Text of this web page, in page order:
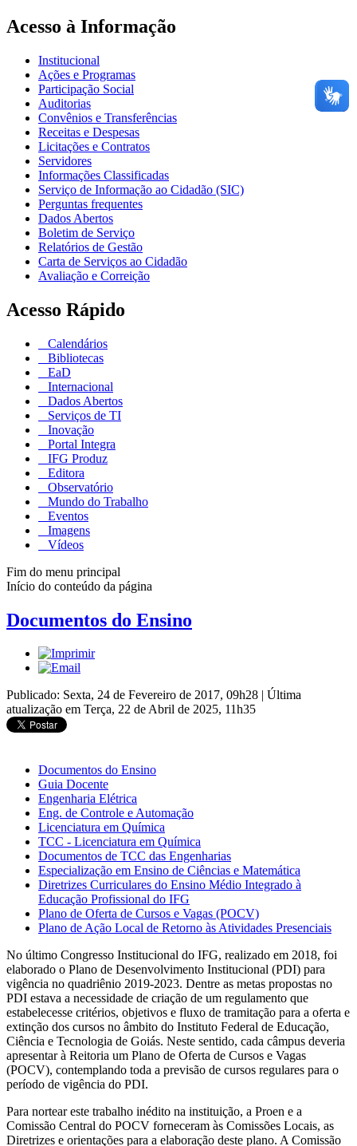
Acesso à Informação
Institucional
Ações e Programas
Participação Social
Auditorias
Convênios e Transferências
Receitas e Despesas
Licitações e Contratos
Servidores
Informações Classificadas
Serviço de Informação ao Cidadão (SIC)
Perguntas frequentes
Dados Abertos
Boletim de Serviço
Relatórios de Gestão
Carta de Serviços ao Cidadão
Avaliação e Correição
Acesso Rápido
Calendários
Bibliotecas
EaD
Internacional
Dados Abertos
Serviços de TI
Inovação
Portal Integra
IFG Produz
Editora
Observatório
Mundo do Trabalho
Eventos
Imagens
Vídeos
Fim do menu principal
Início do conteúdo da página
Documentos do Ensino
Publicado: Sexta, 24 de Fevereiro de 2017, 09h28 | Última
atualização em Terça, 22 de Abril de 2025, 11h35
Documentos do Ensino
Guia Docente
Engenharia Elétrica
Eng. de Controle e Automação
Licenciatura em Química
TCC - Licenciatura em Química
Documentos de TCC das Engenharias
Especialização em Ensino de Ciências e Matemática
Diretrizes Curriculares do Ensino Médio Integrado à
Educação Profissional do IFG
Plano de Oferta de Cursos e Vagas (POCV)
Plano de Ação Local de Retorno às Atividades Presenciais
No último Congresso Institucional do IFG, realizado em 2018, foi
elaborado o Plano de Desenvolvimento Institucional (PDI) para
vigência no quadriênio 2019-2023. Dentre as metas propostas no
PDI estava a necessidade de criação de um regulamento que
estabelecesse critérios, objetivos e fluxo de tramitação para a oferta e
extinção dos cursos no âmbito do Instituto Federal de Educação,
Ciência e Tecnologia de Goiás. Neste sentido, cada câmpus deveria
apresentar à Reitoria um Plano de Oferta de Cursos e Vagas
(POCV), contemplando toda a previsão de cursos regulares para o
período de vigência do PDI.
Para nortear este trabalho inédito na instituição, a Proen e a
Comissão Central do POCV forneceram às Comissões Locais, as
Diretrizes e orientações para a elaboração deste plano. A Comissão